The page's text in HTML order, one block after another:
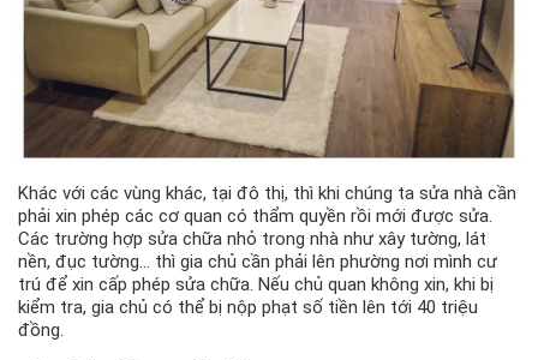
Khác với các vùng khác, tại đô thị, thì khi chúng ta sửa nhà cần
phải xin phép các cơ quan có thẩm quyền rồi mới được sửa.
Các trường hợp sửa chữa nhỏ trong nhà như xây tường, lát
nền, đục tường… thì gia chủ cần phải lên phường nơi mình cư
trú để xin cấp phép sửa chữa. Nếu chủ quan không xin, khi bị
kiểm tra, gia chủ có thể bị nộp phạt số tiền lên tới 40 triệu
đồng.